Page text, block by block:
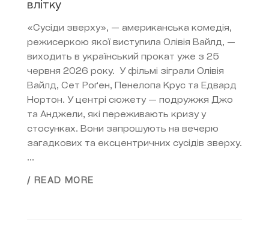
влітку
«Сусіди зверху», — американська комедія,
режисеркою якої виступила Олівія Вайлд, —
виходить в український прокат уже з 25
червня 2026 року. У фільмі зіграли Олівія
Вайлд, Сет Роґен, Пенелопа Крус та Едвард
Нортон. У центрі сюжету — подружжя Джо
та Анджели, які переживають кризу у
стосунках. Вони запрошують на вечерю
загадкових та ексцентричних сусідів зверху.​
...
/ READ MORE